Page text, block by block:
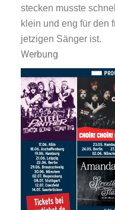
stecken musste
klein und eng für den
jetzigen Sänger ist.
Werbung